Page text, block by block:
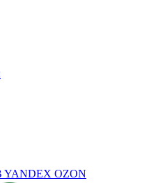
YANDEX OZON